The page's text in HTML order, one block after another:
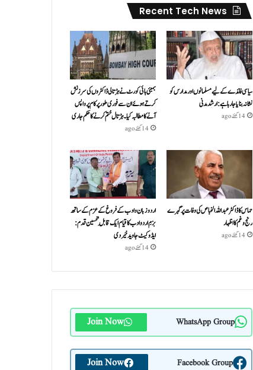
Recent Tech News
سیاسی فائدے کے لیے مسلمانوں اور مدارس کو
نشانہ بنایا جا رہا ہے: ارشد مدنی
14 گھنٹے ago
بمبئی ہائی کورٹ نے ہڑتالی ڈاکٹروں کی سرزنش
کرتے ہوئے ان سے فوری طور پر کام پر واپس
آنے کا مطالبہ کیا۔ہڑتال ختم کرنے کا حکم جاری
14 گھنٹے ago
حماس کا ڈاکٹر عبداللہ الخباص کی وفات پر گہرے
رنج وغم کااظہار
14 گھنٹے ago
اردو زبان و ادب کے فروغ کے عزم کے ساتھ
بزمِ اردو ادب کا قیام ایک قابلِ تحسین قدم :
ایڈوکیٹ جاوید خیردی
14 گھنٹے ago
WhatsApp Group
Join Now
Facebook Group
Join Now